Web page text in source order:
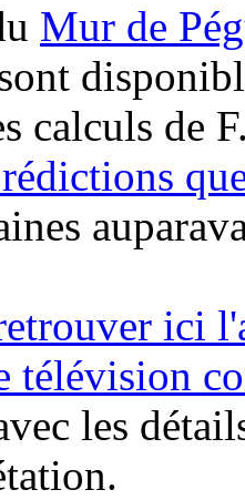
Mur de
calculs de
ici
télévision
les